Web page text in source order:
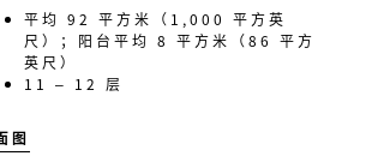
平均 92 平方米（1,000 平方英
尺）；阳台平均 8 平方米（86 平方
英尺）
11 – 12 层
图